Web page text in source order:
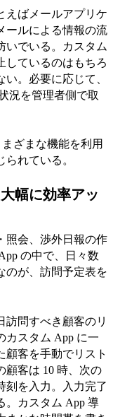
えばメールアプリケ
ールによる情報の流
いでいる。カスタム
しているのはもちろ
。必要に応じて、
況を管理者側で取
ざまな機能を利用
れている。
幅に効率アッ
照会、渉外日報の作
の中で、日々数
のが、訪問予定表を
訪問すべき顧客のリ
カスタム App に一
顧客を手動でリスト
顧客は 10 時、次の
刻を入力。入力完了
。カスタム App 導